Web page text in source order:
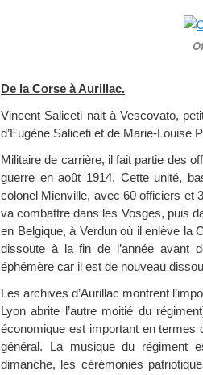
De la Corse à Aurillac.
Vincent Saliceti nait à Vescovato,
d’Eugène Saliceti et de Marie-Louise
Militaire de carrière, il fait partie des
guerre en août 1914. Cette unité,
colonel Mienville, avec 60 officiers et
va combattre dans les Vosges, puis
en Belgique, à Verdun où il enlève la
dissoute à la fin de l’année avant
éphémère car il est de nouveau
Les archives d’Aurillac montrent
Lyon abrite l’autre moitié du
économique est important en
général. La musique du régiment
dimanche, les cérémonies